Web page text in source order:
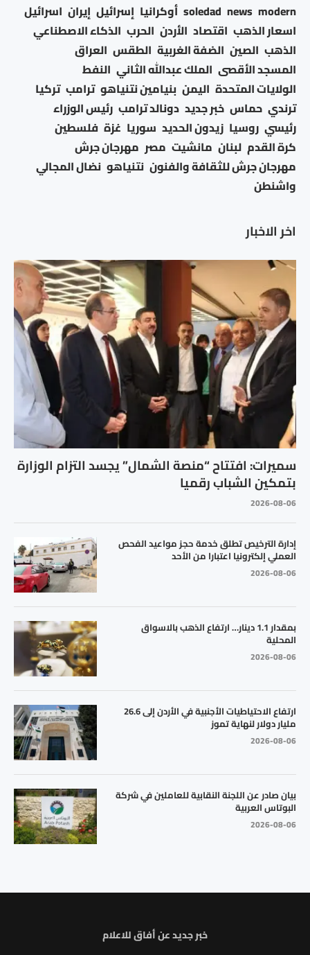
اخر الاخبار
سميرات: افتتاح “منصة الشمال” يجسد التزام الوزارة
بتمكين الشباب رقميا
2026-08-06
إدارة الترخيص تطلق خدمة حجز مواعيد الفحص
العملي إلكترونيا اعتبارا من الأحد
2026-08-06
بمقدار 1.1 دينار… ارتفاع الذهب بالاسواق
المحلية
2026-08-06
ارتفاع الاحتياطيات الأجنبية في الأردن إلى 26.6
مليار دولار لنهاية تموز
2026-08-06
بيان صادر عن اللجنة النقابية للعاملين في شركة
البوتاس العربية
2026-08-06
modern
news
soledad أوكرانيا إسرائيل إيران اسرائيل
اسعار الذهب اقتصاد الأردن الحرب الذكاء الاصطناعي
الذهب الصين الضفة الغربية الطقس العراق
المسجد الأقصى الملك عبدالله الثاني النفط
الولايات المتحدة اليمن بنيامين نتنياهو ترامب تركيا
ترندي حماس خبر جديد دونالد ترامب رئيس الوزراء
رئيسي روسيا زيدون الحديد سوريا غزة فلسطين
كرة القدم لبنان مانشيت مصر مهرجان جرش
مهرجان جرش للثقافة والفنون نتنياهو نضال المجالي
واشنطن
خبر جديد عن أفاق للاعلام